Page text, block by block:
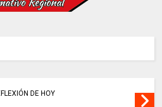
recaudo de aportes a la